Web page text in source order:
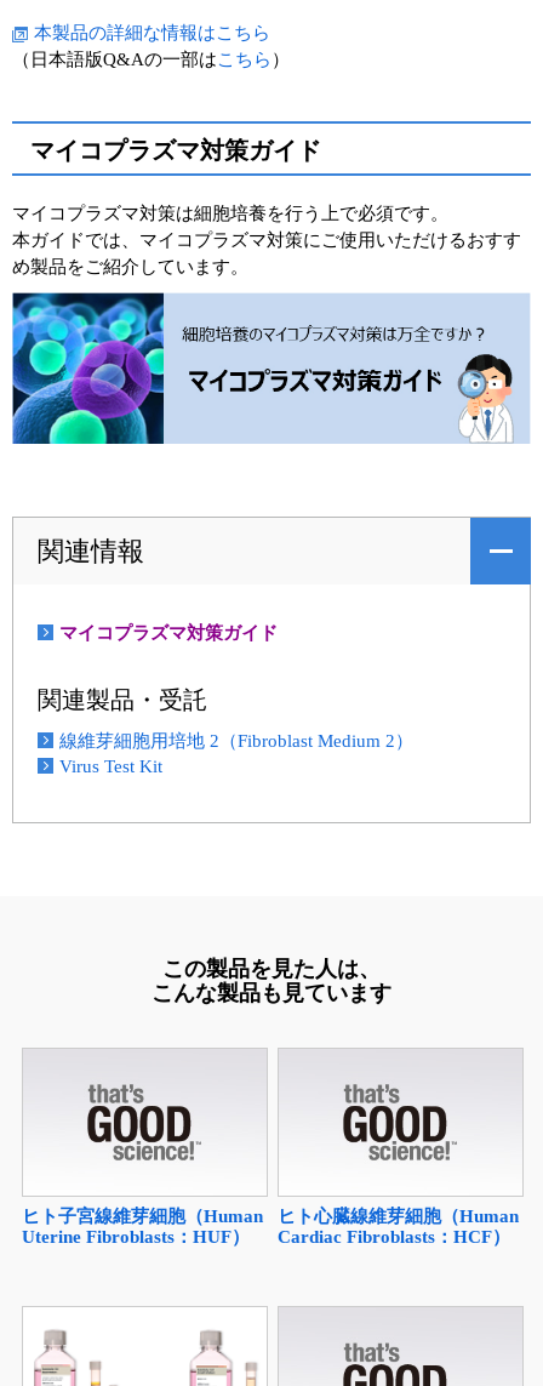
本製品の詳細な情報はこちら
（日本語版Q&Aの一部はこちら ）
マイコプラズマ対策ガイド
マイコプラズマ対策は細胞培養を行う上で必須です。
本ガイドでは、マイコプラズマ対策にご使用いただけるおすす
め製品をご紹介しています。
関連情報
マイコプラズマ対策ガイド
関連製品・受託
線維芽細胞用培地 2（Fibroblast Medium 2）
Virus Test Kit
この製品を見た人は、
こんな製品も見ています
ヒト子宮線維芽細胞（Human
Uterine Fibroblasts：HUF）
ヒト心臓線維芽細胞（Human
Cardiac Fibroblasts：HCF）